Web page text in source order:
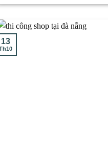
13